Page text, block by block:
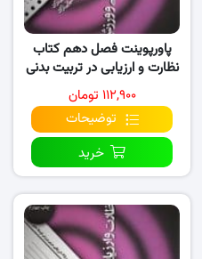
پاورپوینت فصل دهم کتاب
نظارت و ارزیابی در تربیت بدنی
و ورزش
۱۱۲,۹۰۰ تومان
توضیحات
خرید